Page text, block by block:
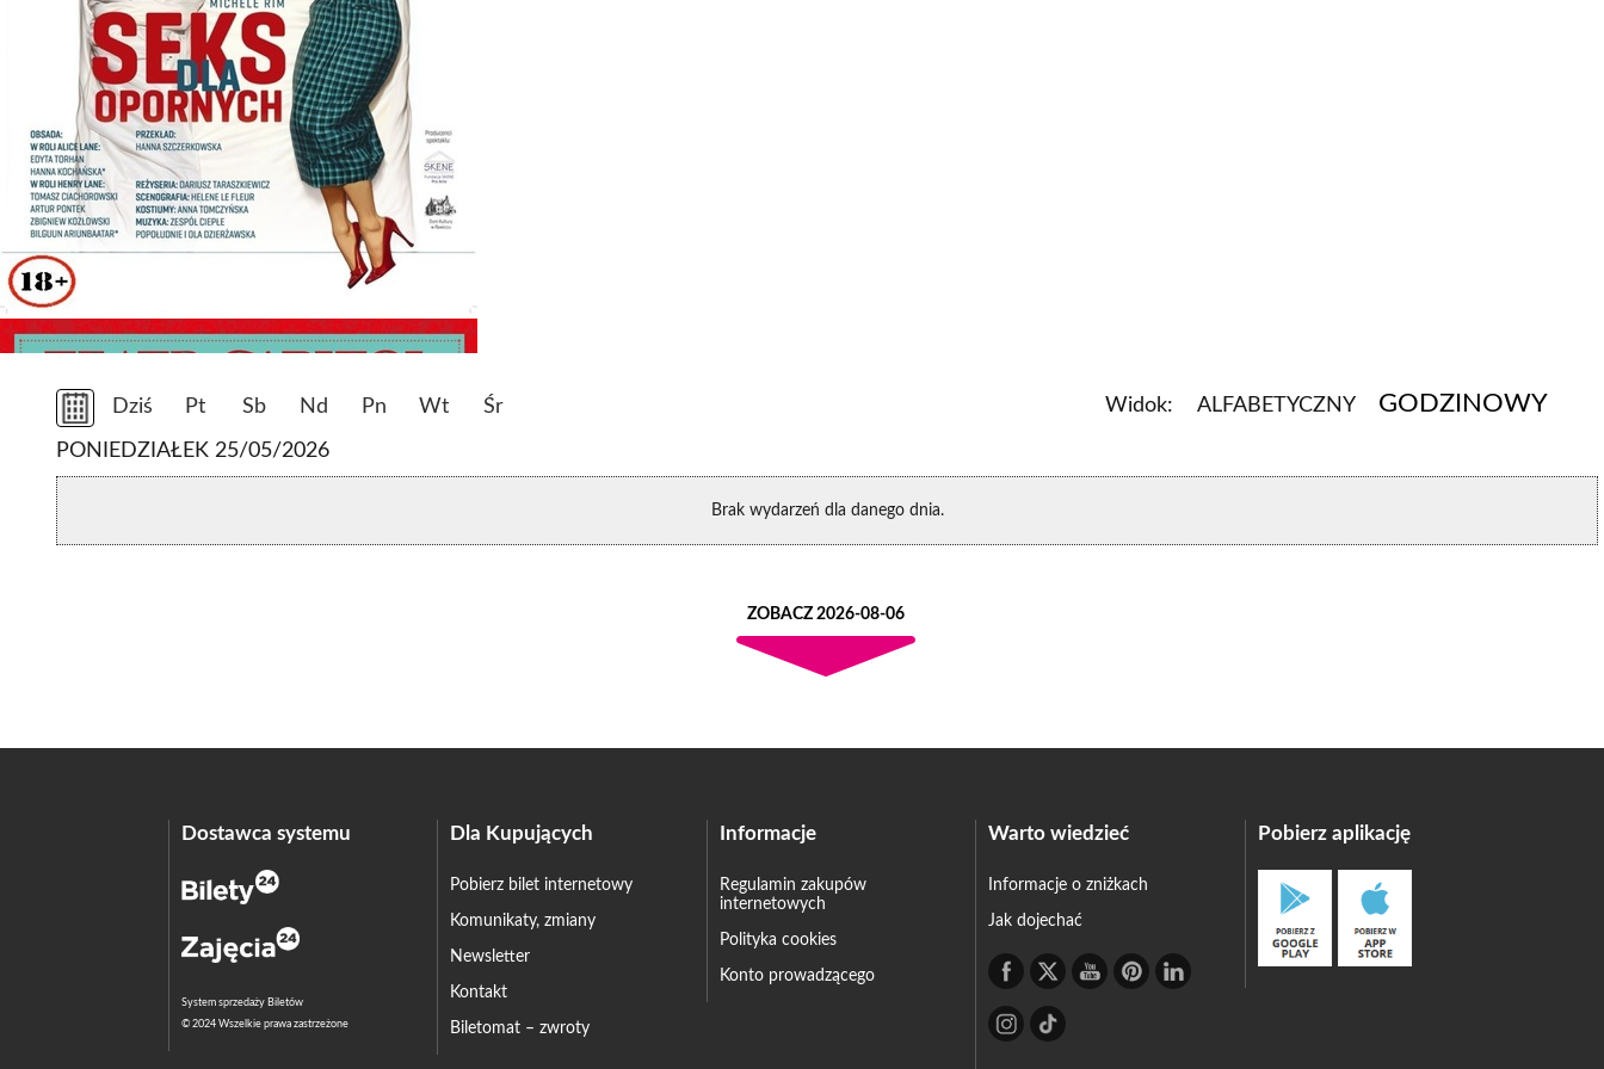
Dziś Pt Sb Nd Pn Wt Śr Widok: ALFABETYCZNY GODZINOWY
PONIEDZIAŁEK 25/05/2026
Brak wydarzeń dla danego dnia.
ZOBACZ 2026-08-06
Dostawca systemu
System sprzedaży Biletów
© 2024 Wszelkie prawa zastrzeżone
Dla Kupujących
Pobierz bilet internetowy
Komunikaty, zmiany
Newsletter
Kontakt
Biletomat – zwroty
Informacje
Regulamin zakupów
internetowych
Polityka cookies
Konto prowadzącego
Warto wiedzieć
Informacje o zniżkach
Jak dojechać
Pobierz aplikację